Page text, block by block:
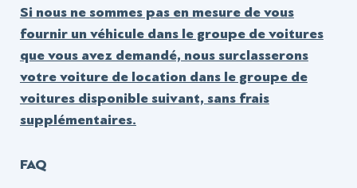
Si nous ne sommes pas en mesure de vous
fournir un véhicule dans le groupe de voitures
que vous avez demandé, nous surclasserons
votre voiture de location dans le groupe de
voitures disponible suivant, sans frais
supplémentaires.
FAQ